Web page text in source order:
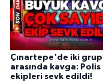
Çınartepe'de iki grup
arasında kavga: Polis
ekipleri sevk edildi!